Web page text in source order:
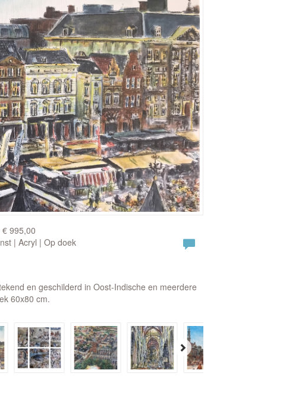
995,00
| Acryl | Op doek
en geschilderd in Oost-Indische en meerdere
60x80 cm.